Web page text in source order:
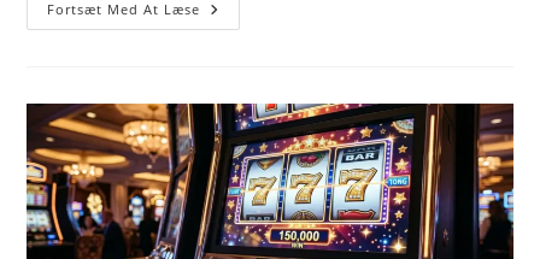
Fortsæt Med At Læse Design
Og
Valutaberegner